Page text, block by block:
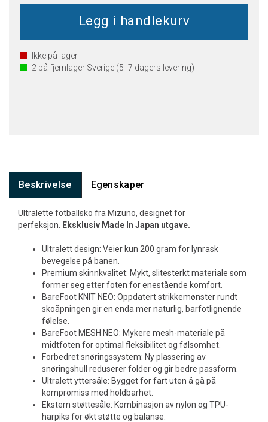
Ikke på lager
2 på fjernlager Sverige (5 -7 dagers levering)
Beskrivelse Egenskaper
Ultralette fotballsko fra Mizuno, designet for
perfeksjon.
Eksklusiv Made In Japan utgave.
Ultralett design: Veier kun 200 gram for lynrask
bevegelse på banen.
Premium skinnkvalitet: Mykt, slitesterkt materiale som
former seg etter foten for enestående komfort.
BareFoot KNIT NEO: Oppdatert strikkemønster rundt
skoåpningen gir en enda mer naturlig, barfotlignende
følelse.
BareFoot MESH NEO: Mykere mesh-materiale på
midtfoten for optimal fleksibilitet og følsomhet.
Forbedret snøringssystem: Ny plassering av
snøringshull reduserer folder og gir bedre passform.
Ultralett yttersåle: Bygget for fart uten å gå på
kompromiss med holdbarhet.
Ekstern støttesåle: Kombinasjon av nylon og TPU-
harpiks for økt støtte og balanse.